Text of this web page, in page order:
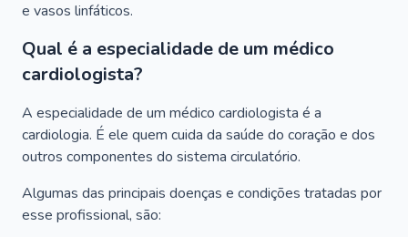
e vasos linfáticos.
Qual é a especialidade de um médico
cardiologista?
A especialidade de um médico cardiologista é a
cardiologia. É ele quem cuida da saúde do coração e dos
outros componentes do sistema circulatório.
Algumas das principais doenças e condições tratadas por
esse profissional, são: